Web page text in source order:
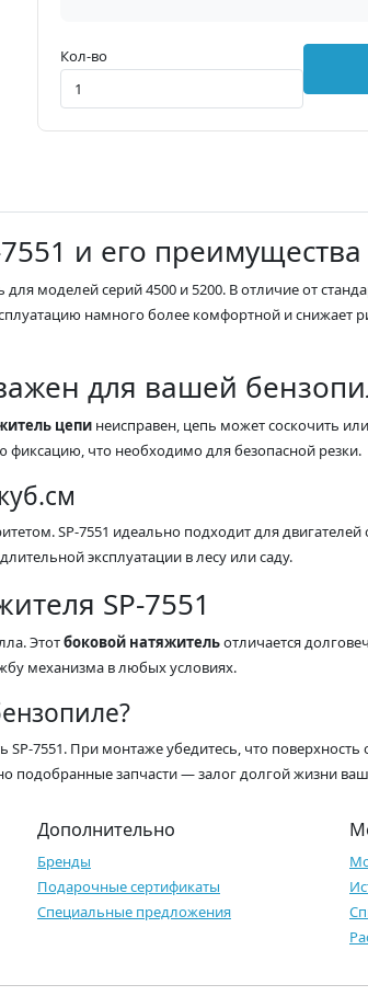
Кол-во
и его преимущества
моделей серий 4500 и 5200. В отличие от
намного более комфортной и снижает
для вашей
цепи неисправен, цепь может соскочить
что необходимо для безопасной резки.
SP-7551 идеально подходит для
эксплуатации в лесу или саду.
SP-7551
Этотбоковой натяжительотличается
механизма в любых условиях.
7551. При монтаже убедитесь, что
подобранные запчасти — залог долгой жизни
Дополнительно
Бренды
Подарочные сертификаты
Специальные предложения